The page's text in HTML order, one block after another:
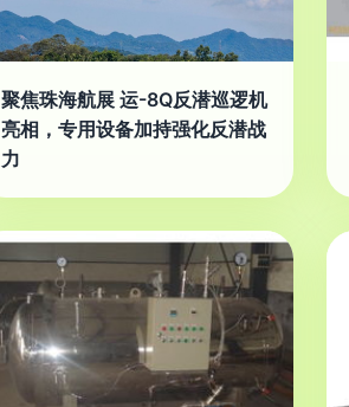
聚焦珠海航展 运-8Q反潜巡逻机
亮相，专用设备加持强化反潜战
力